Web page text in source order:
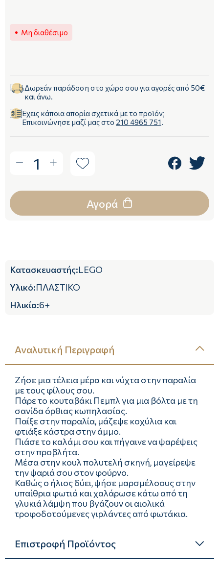
Μη διαθέσιμο
Δωρεάν παράδοση στο χώρο σου για αγορές από 50€
και άνω.
Έχεις κάποια απορία σχετικά με το προϊόν;
Επικοινώνησε μαζί μας στο 210 4965 751.
1
Αγορά
Κατασκευαστής:LEGO
Υλικό:ΠΛΑΣΤΙΚΟ
Ηλικία:6+
Αναλυτική Περιγραφή
Ζήσε μια τέλεια μέρα και νύχτα στην παραλία
με τους φίλους σου.
Πάρε το κουταβάκι Πεμπλ για μια βόλτα με τη
σανίδα όρθιας κωπηλασίας.
Παίξε στην παραλία, μάζεψε κοχύλια και
φτιάξε κάστρα στην άμμο.
Πιάσε το καλάμι σου και πήγαινε να ψαρέψεις
στην προβλήτα.
Μέσα στην κουλ πολυτελή σκηνή, μαγείρεψε
την ψαριά σου στον φούρνο.
Καθώς ο ήλιος δύει, ψήσε μαρσμέλοους στην
υπαίθρια φωτιά και χαλάρωσε κάτω από τη
γλυκιά λάμψη που βγάζουν οι αιολικά
τροφοδοτούμενες γιρλάντες από φωτάκια.
Επιστροφή Προϊόντος